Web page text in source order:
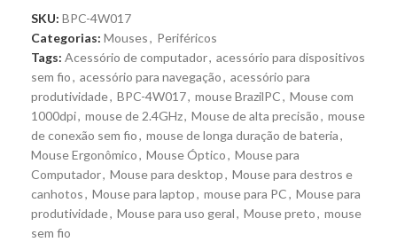
SKU: BPC-4W017
Categorias: Mouses, Periféricos
Tags: Acessório de computador, acessório para dispositivos
sem fio, acessório para navegação, acessório para
produtividade, BPC-4W017, mouse BrazilPC, Mouse com
1000dpi, mouse de 2.4GHz, Mouse de alta precisão, mouse
de conexão sem fio, mouse de longa duração de bateria,
Mouse Ergonômico, Mouse Óptico, Mouse para
Computador, Mouse para desktop, Mouse para destros e
canhotos, Mouse para laptop, mouse para PC, Mouse para
produtividade, Mouse para uso geral, Mouse preto, mouse
sem fio